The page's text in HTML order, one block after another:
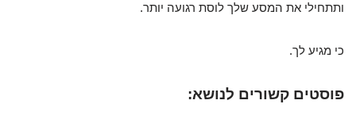
ותתחילי את המסע שלך לוסת רגועה יותר.
כי מגיע לך.
פוסטים קשורים לנושא: